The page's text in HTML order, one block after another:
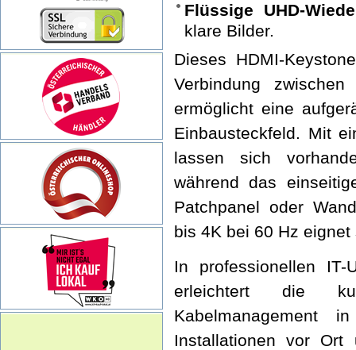
Flüssige UHD-
klare Bilder.
Dieses HDMI-
Verbindung
ermöglicht eine
Einbausteckfeld. Mit
lassen sich
während das
Patchpanel oder
bis 4K bei 60 Hz
In professionellen IT-
erleichtert die
Kabelmanagement
Installationen vor